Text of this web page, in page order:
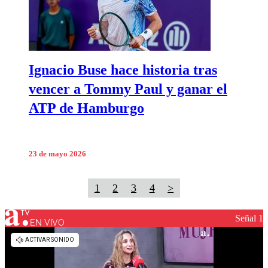
Ignacio Buse hace historia tras
vencer a Tommy Paul y ganar el
ATP de Hamburgo
23 de mayo 2026
1 2 3 4 >
EN VIVO Señal 1